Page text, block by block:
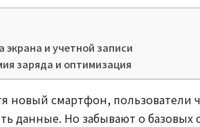
экрана и учетной записи
заряда и оптимизация
новый смартфон, пользователи
данные. Но забывают о